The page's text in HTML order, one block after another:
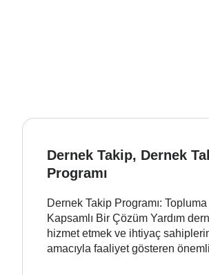
Dernek Takip, Dernek
Programı
Dernek Takip Programı:
Kapsamlı Bir Çözüm Yardım
hizmet etmek ve ihtiyaç
amacıyla faaliyet gösteren